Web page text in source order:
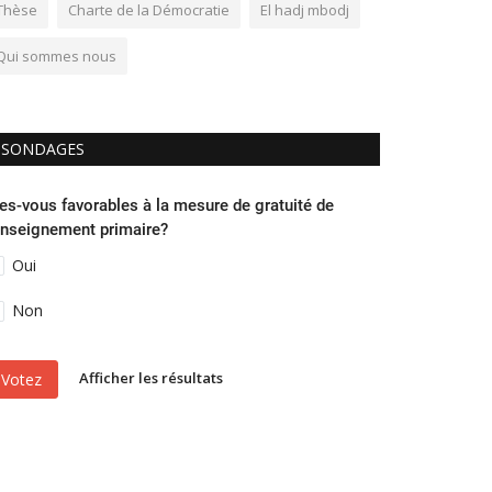
Charte de la Démocratie El hadj mbodj
sommes nous
SONDAGES
vous favorables à la mesure de gratuité de
primaire?
Oui
Non
Votez Afficher les résultats